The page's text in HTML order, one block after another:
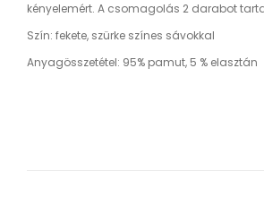
kényelemért. A csomagolás 2 darabot
Szín: fekete, szürke színes sávokkal
Anyagösszetétel: 95% pamut, 5 % elasztán